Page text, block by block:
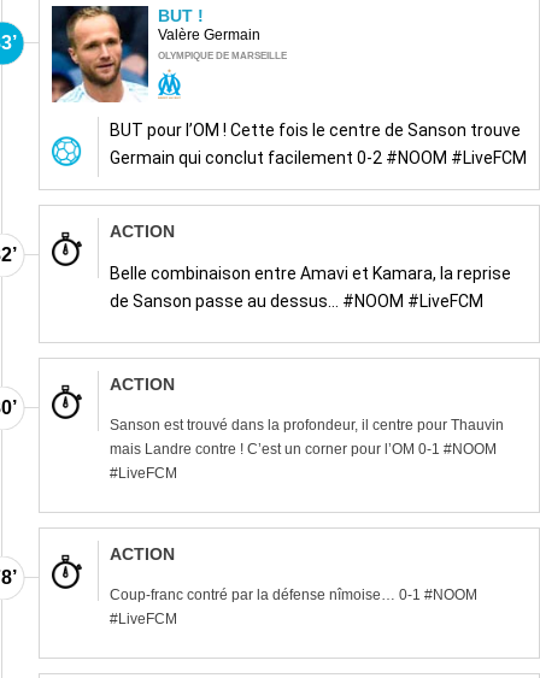
BUT !
Valère Germain
OLYMPIQUE DE MARSEILLE
BUT pour l’OM ! Cette fois le centre de Sanson trouve
Germain qui conclut facilement 0-2 #NOOM #LiveFCM
ACTION
Belle combinaison entre Amavi et Kamara, la reprise
de Sanson passe au dessus… #NOOM #LiveFCM
ACTION
Sanson est trouvé dans la profondeur, il centre pour Thauvin
mais Landre contre ! C’est un corner pour l’OM 0-1 #NOOM
#LiveFCM
ACTION
Coup-franc contré par la défense nîmoise… 0-1 #NOOM
#LiveFCM